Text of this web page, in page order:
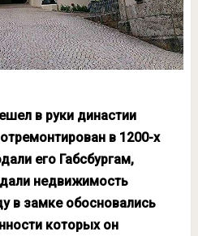
в руки династии
в 1200-х
его Габсбургам,
недвижимость
в замке обосновались
которых он